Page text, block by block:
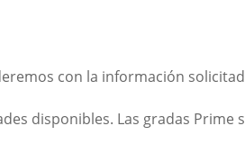
con la información
disponibles. Las gradas Prime